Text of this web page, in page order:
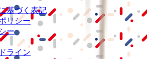
基づく表記
リシー
ー
ライン